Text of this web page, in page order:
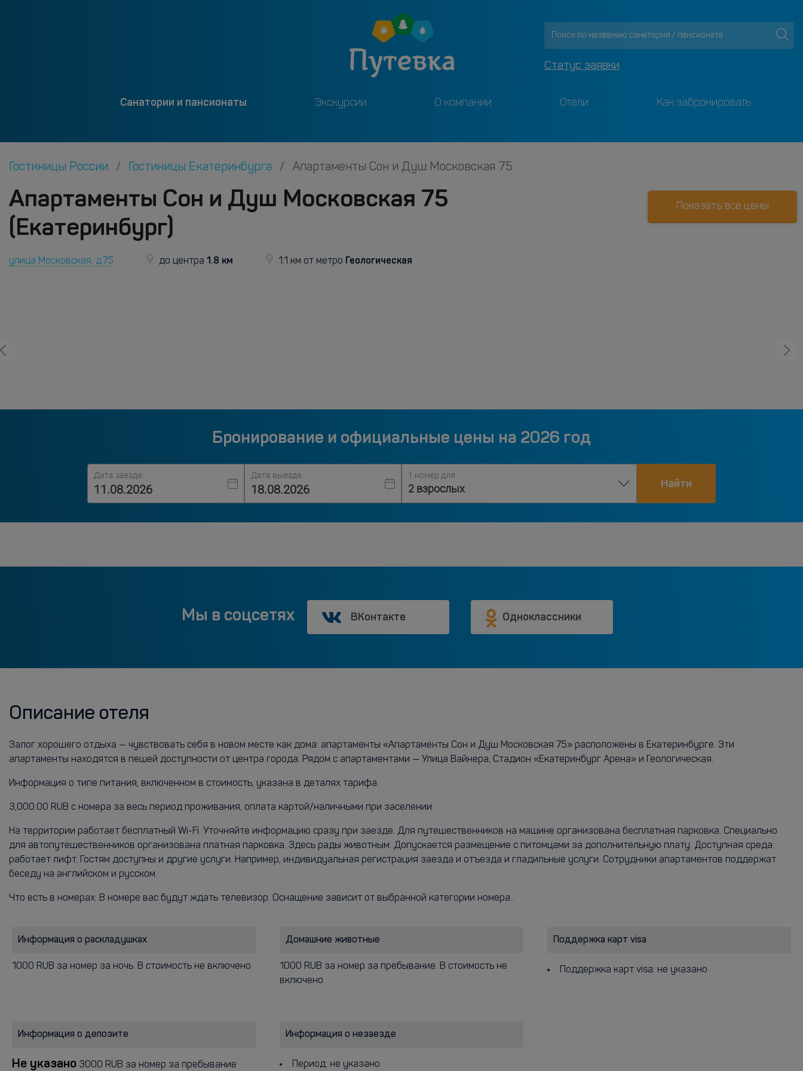
Статус заявки
Санатории и пансионаты Экскурсии О компании Отели Как забронировать
Гостиницы России Гостиницы Екатеринбурга Апартаменты Сон и Душ Московская 75
Апартаменты Сон и Душ Московская 75
(Екатеринбург)
улица Московская, д.75 до центра 1.8 км 1.1 км от метро Геологическая
Показать все цены
Бронирование и официальные цены на 2026 год
Дата заезда: Дата выезда: 1 номер для
2 взрослых Найти
Мы в соцсетях ВКонтакте Одноклассники
Описание отеля
Залог хорошего отдыха — чувствовать себя в новом месте как дома: апартаменты «Апартаменты Сон и Душ Московская 75» расположены в Екатеринбурге. Эти
апартаменты находятся в пешей доступности от центра города. Рядом с апартаментами — Улица Вайнера, Стадион «Екатеринбург Арена» и Геологическая.
Информация о типе питания, включенном в стоимость, указана в деталях тарифа.
3,000.00 RUB с номера за весь период проживания, оплата картой/наличными при заселении.
На территории работает бесплатный Wi-Fi. Уточняйте информацию сразу при заезде. Для путешественников на машине организована бесплатная парковка. Специально
для автопутешественников организована платная парковка. Здесь рады животным. Допускается размещение с питомцами за дополнительную плату. Доступная среда:
работает лифт. Гостям доступны и другие услуги. Например, индивидуальная регистрация заезда и отъезда и гладильные услуги. Сотрудники апартаментов поддержат
беседу на английском и русском.
Что есть в номерах: В номере вас будут ждать телевизор. Оснащение зависит от выбранной категории номера..
Информация о раскладушках
1000 RUB за номер за ночь. В стоимость не включено
Домашние животные
1000 RUB за номер за пребывание. В стоимость не
включено
Поддержка карт visa
Поддержка карт visa: не указано
Информация о депозите
Не указано 3000 RUB за номер за пребывание
Информация о незаезде
Период: не указано